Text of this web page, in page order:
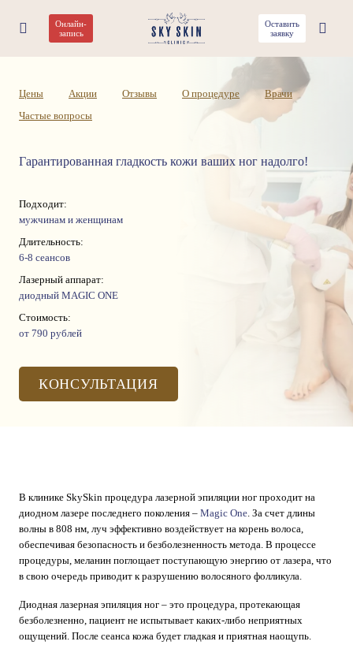
Онлайн-
запись
Оставить
заявку
Лазерная эпиляция ног
Цены Акции Отзывы О процедуре
Врачи
Частые вопросы
Гарантированная гладкость кожи ваших ног надолго!
Подходит:
мужчинам и женщинам
Длительность:
6-8 сеансов
Лазерный аппарат:
диодный MAGIC ONE
Стоимость:
от 790 рублей
КОНСУЛЬТАЦИЯ
В клинике SkySkin процедура лазерной эпиляции ног проходит на
диодном лазере последнего поколения – Magic One. За счет длины
волны в 808 нм, луч эффективно воздействует на корень волоса,
обеспечивая безопасность и безболезненность метода. В процессе
процедуры, меланин поглощает поступающую энергию от лазера, что
в свою очередь приводит к разрушению волосяного фолликула.
Диодная лазерная эпиляция ног – это процедура, протекающая
безболезненно, пациент не испытывает каких-либо неприятных
ощущений. После сеанса кожа будет гладкая и приятная наощупь.